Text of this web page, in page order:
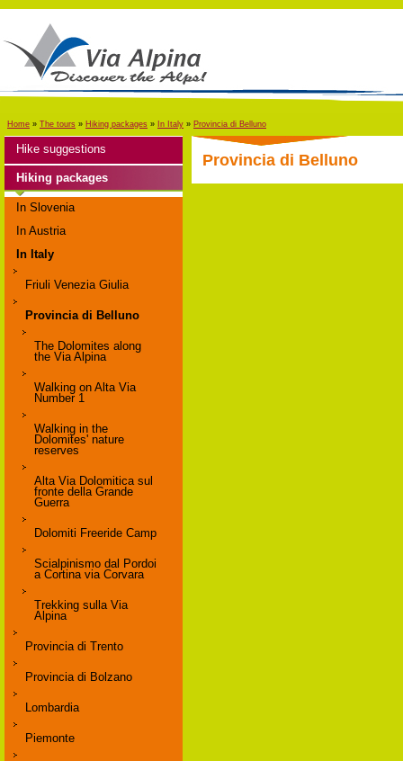
Home » The tours » Hiking packages » In Italy » Provincia di Belluno
Hike suggestions
Hiking packages
In Slovenia
In Austria
In Italy
Friuli Venezia Giulia
Provincia di Belluno
The Dolomites along
the Via Alpina
Walking on Alta Via
Number 1
Walking in the
Dolomites' nature
reserves
Alta Via Dolomitica sul
fronte della Grande
Guerra
Dolomiti Freeride Camp
Scialpinismo dal Pordoi
a Cortina via Corvara
Trekking sulla Via
Alpina
Provincia di Trento
Provincia di Bolzano
Lombardia
Piemonte
Provincia di Belluno